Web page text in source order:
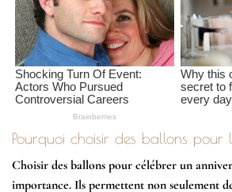
Pourquoi choisir des ballons pour
Choisir des ballons pour célébrer un
importance. Ils permettent non seulement